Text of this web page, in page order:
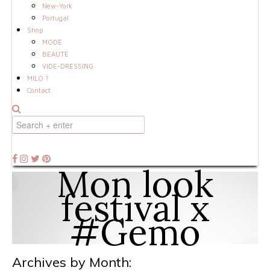
New-York
Portugal
Shop
MODE
BEAUTÉ
VIDE-DRESSING
MILO ?
Contact
Mon look
festival x
#Gemo
Archives by Month: